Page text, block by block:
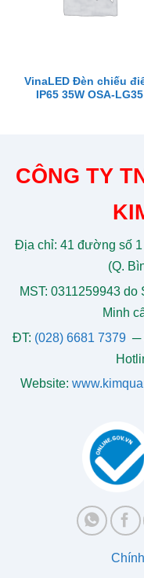
VinaLED Đèn chiếu
IP65 35W OSA-LG35
CÔNG TY
Địa chỉ: 41 đường số 1
(Q.
MST: 0311259943
Minh
ĐT: (028) 6681 7379 ─
Website: